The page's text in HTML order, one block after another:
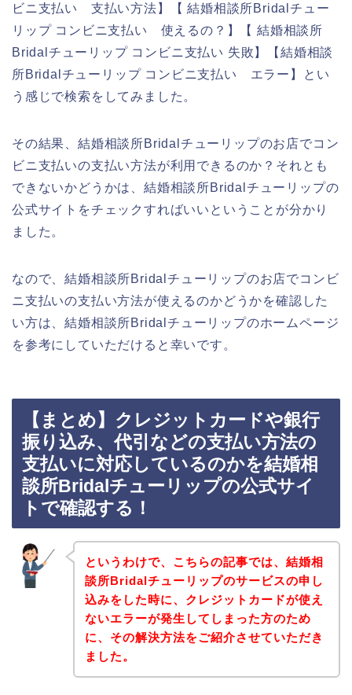
ビニ支払い 支払い方法】【 結婚相談所Bridalチュー
リップ コンビニ支払い 使えるの？】【 結婚相談所
Bridalチューリップ コンビニ支払い 失敗】【結婚相談
所Bridalチューリップ コンビニ支払い エラー】とい
う感じで検索をしてみました。
その結果、結婚相談所Bridalチューリップのお店でコン
ビニ支払いの支払い方法が利用できるのか？それとも
できないかどうかは、結婚相談所Bridalチューリップの
公式サイトをチェックすればいいということが分かり
ました。
なので、結婚相談所Bridalチューリップのお店でコンビ
ニ支払いの支払い方法が使えるのかどうかを確認した
い方は、結婚相談所Bridalチューリップのホームページ
を参考にしていただけると幸いです。
【まとめ】クレジットカードや銀行
振り込み、代引などの支払い方法の
支払いに対応しているのかを結婚相
談所Bridalチューリップの公式サイ
トで確認する！
というわけで、こちらの記事では、結婚相
談所Bridalチューリップのサービスの申し
込みをした時に、クレジットカードが使え
ないエラーが発生してしまった方のため
に、その解決方法をご紹介させていただき
ました。